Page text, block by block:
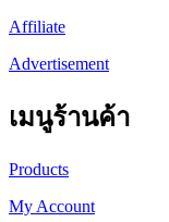
Affiliate
Advertisement
เมนูร้านค้า
Products
My Account